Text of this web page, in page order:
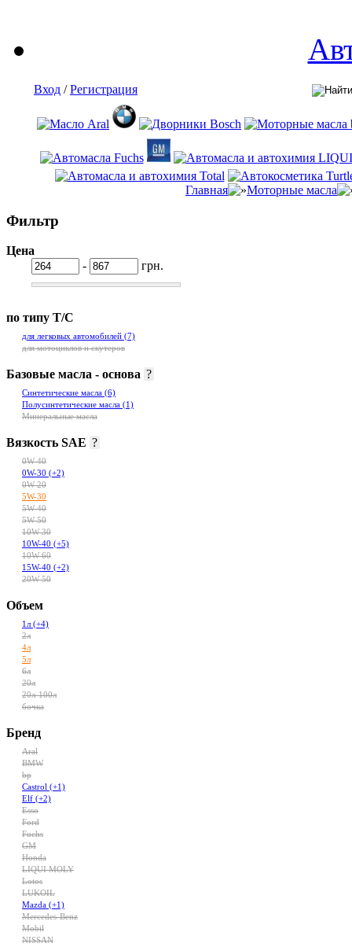
Вход /Регистрация
Главная Моторные масла
Фильтр
Цена
-
грн.
по типу Т/С
для легковых автомобилей (7)
для мотоциклов и скутеров
Базовые масла - основа ?
Синтетические масла (6)
Полусинтетические масла (1)
Минеральные масла
Вязкость SAE ?
0W-40
0W-30 (+2)
0W-20
5W-30
5W-40
5W-50
10W-30
10W-40 (+5)
10W-60
15W-40 (+2)
20W-50
Объем
1л (+4)
2л
4л
5л
6л
20л
20л-100л
бочка
Бренд
Aral
BMW
bp
Castrol (+1)
Elf (+2)
Esso
Ford
Fuchs
GM
Honda
LIQUI MOLY
Lotos
LUKOIL
Mazda (+1)
Mercedes-Benz
Mobil
NISSAN